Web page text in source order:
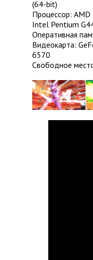
(64-bit)
Процессор:
Intel Pentium
Оперативная
Видеокарта:
6570
Свободное